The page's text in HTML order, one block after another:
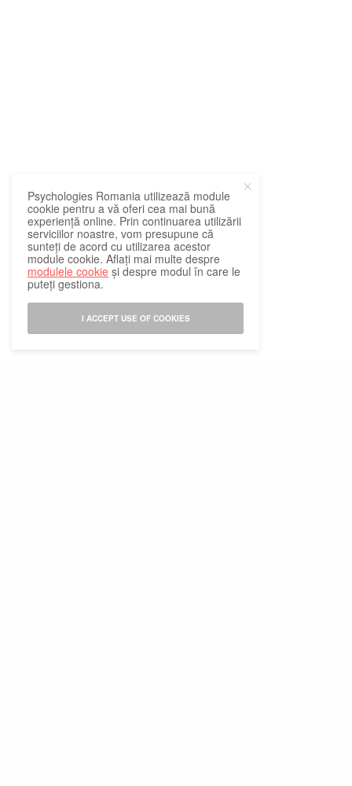
Psychologies Romania utilizează module
cookie pentru a vă oferi cea mai bună
experiență online. Prin continuarea utilizării
serviciilor noastre, vom presupune că
sunteți de acord cu utilizarea acestor
module cookie. Aflați mai multe despre
modulele cookie și despre modul în care le
puteți gestiona.
I ACCEPT USE OF COOKIES